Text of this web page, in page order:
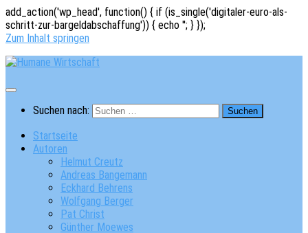
add_action('wp_head', function() { if (is_single('digitaler-euro-als-
schritt-zur-bargeldabschaffung')) { echo ''; } });
Zum Inhalt springen
Suchen nach:
Startseite
Autoren
Helmut Creutz
Andreas Bangemann
Eckhard Behrens
Wolfgang Berger
Pat Christ
Günther Moewes